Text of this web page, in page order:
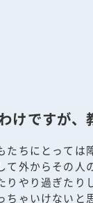
けですが
ちにとっては
外からその人
やり過ぎた
ゃいけないと